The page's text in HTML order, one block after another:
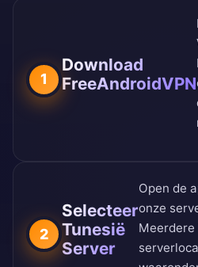
1
Download
FreeAndroidVPN
2
Selecteer
Tunesië
Server
Open de
onze
Meerdere